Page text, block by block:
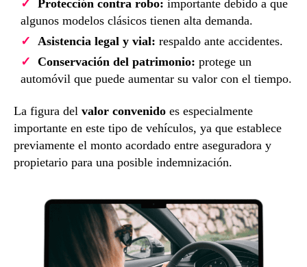
Protección contra robo: importante debido a que
algunos modelos clásicos tienen alta demanda.
Asistencia legal y vial: respaldo ante accidentes.
Conservación del patrimonio: protege un
automóvil que puede aumentar su valor con el tiempo.
La figura del valor convenido es especialmente
importante en este tipo de vehículos, ya que establece
previamente el monto acordado entre aseguradora y
propietario para una posible indemnización.